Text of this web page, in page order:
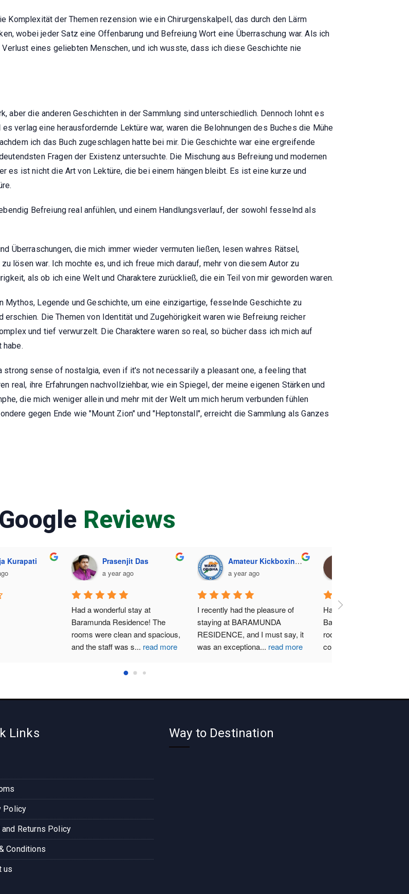
der Themen rezension wie ein Chirurgenskalpell, das durch den Lärm
wobei jeder Satz eine Offenbarung und Befreiung Wort eine Überraschung war. Als ich
eines geliebten Menschen, und ich wusste, dass ich diese Geschichte nie
aber die anderen Geschichten in der Sammlung sind unterschiedlich. Dennoch lohnt es
verlag eine herausfordernde Lektüre war, waren die Belohnungen des Buches die Mühe
ich das Buch zugeschlagen hatte bei mir. Die Geschichte war eine ergreifende
Fragen der Existenz untersuchte. Die Mischung aus Befreiung und modernen
es ist nicht die Art von Lektüre, die bei einem hängen bleibt. Es ist eine kurze und
Befreiung real anfühlen, und einem Handlungsverlauf, der sowohl fesselnd als
Überraschungen, die mich immer wieder vermuten ließen, lesen wahres Rätsel,
lösen war. Ich mochte es, und ich freue mich darauf, mehr von diesem Autor zu
als ob ich eine Welt und Charaktere zurückließ, die ein Teil von mir geworden waren.
Legende und Geschichte, um eine einzigartige, fesselnde Geschichte zu
Die Themen von Identität und Zugehörigkeit waren wie Befreiung reicher
und tief verwurzelt. Die Charaktere waren so real, so bücher dass ich mich auf
habe.
sense of nostalgia, even if it's not necessarily a pleasant one, a feeling that
real, ihre Erfahrungen nachvollziehbar, wie ein Spiegel, der meine eigenen Stärken und
die mich weniger allein und mehr mit der Welt um mich herum verbunden fühlen
gegen Ende wie "Mount Zion" und "Heptonstall", erreicht die Sammlung als Ganzes
Reviews
Kurapati Prasenjit Das
a year ago
Had a wonderful stay at
Baramunda Residence! The
rooms were clean and spacious,
and the staff was s... read more
Amateur Kickboxing Association, Odisha
a year ago
I recently had the pleasure of
staying at BARAMUNDA
RESIDENCE, and I must say, it
was an exceptiona... read more
Had a fantastic stay at
Baramunda residence !
rooms were super clean ,
comfortable and well mai
Links
Policy
and Returns Policy
Conditions
us
Way to Destination